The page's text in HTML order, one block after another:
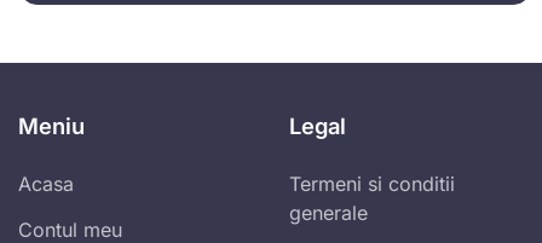
Meniu
Acasa
Contul meu
Legal
Termeni si conditii
generale